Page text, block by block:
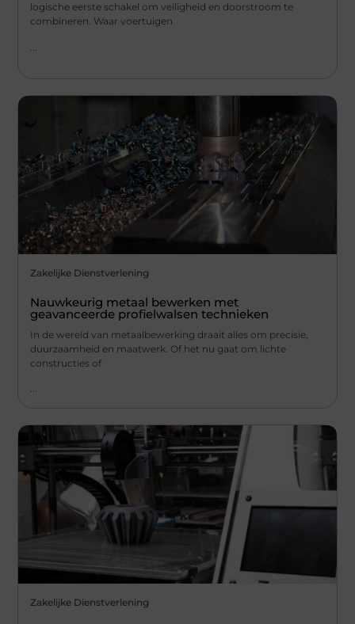
logische eerste schakel om veiligheid en doorstroom te
combineren. Waar voertuigen
Zakelijke Dienstverlening
Nauwkeurig metaal bewerken met
geavanceerde profielwalsen technieken
In de wereld van metaalbewerking draait alles om precisie,
duurzaamheid en maatwerk. Of het nu gaat om lichte
constructies of
...
Zakelijke Dienstverlening